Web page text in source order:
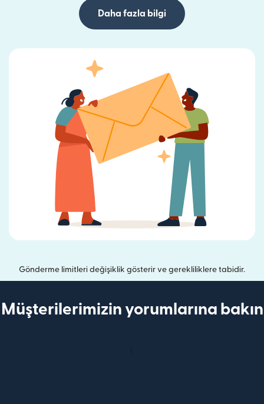
Daha fazla bilgi
Gönderme limitleri değişiklik gösterir ve gerekliliklere tabidir.
Müşterilerimizin yorumlarına bakın